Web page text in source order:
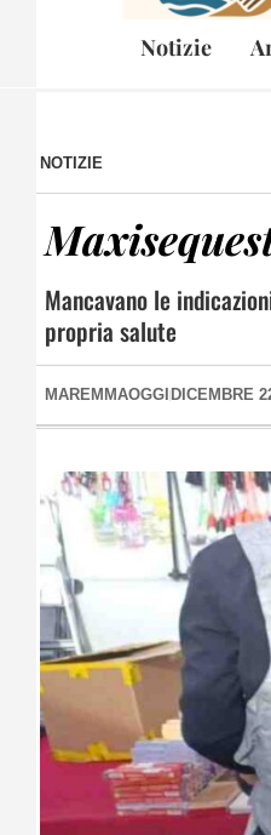
Notizie
NOTIZIE
Mancavano le
propria salute
MAREMMAOGGI DICEMBRE